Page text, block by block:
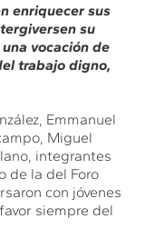
enriquecer sus
su
vocación de
trabajo digno,
Emmanuel
Miguel
integrantes
de la del Foro
con jóvenes
siempre del